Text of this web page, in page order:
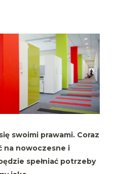
swoimi prawami. Coraz
na nowoczesne i
spełniać potrzeby